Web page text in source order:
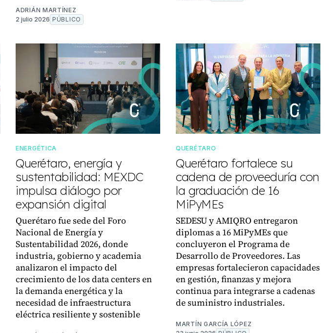
ADRIÁN MARTÍNEZ
2 julio 2026 PÚBLICO
ENERGÉTICA
Querétaro, energía y
sustentabilidad: MEXDC
impulsa diálogo por
expansión digital
Querétaro fue sede del Foro
Nacional de Energía y
Sustentabilidad 2026, donde
industria, gobierno y academia
analizaron el impacto del
crecimiento de los data centers en
la demanda energética y la
necesidad de infraestructura
eléctrica resiliente y sostenible
QUERÉTARO
Querétaro fortalece su
cadena de proveeduría con
la graduación de 16
MiPyMEs
SEDESU y AMIQRO entregaron
diplomas a 16 MiPyMEs que
concluyeron el Programa de
Desarrollo de Proveedores. Las
empresas fortalecieron capacidades
en gestión, finanzas y mejora
continua para integrarse a cadenas
de suministro industriales.
MARTÍN GARCÍA LÓPEZ